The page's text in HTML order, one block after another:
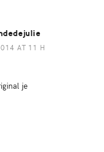
AT 11 H
je